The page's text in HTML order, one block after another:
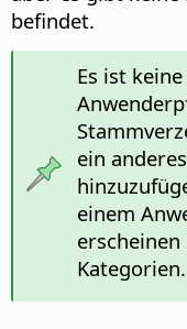
befindet.
Es ist
ein
einem
Kategorien.